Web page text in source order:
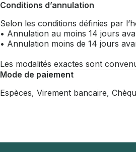
Conditions d’annulation
Selon les conditions définies par
• Annulation au moins 14 jours
• Annulation moins de 14 jours
Les modalités exactes sont
Mode de paiement
Espèces, Virement bancaire,